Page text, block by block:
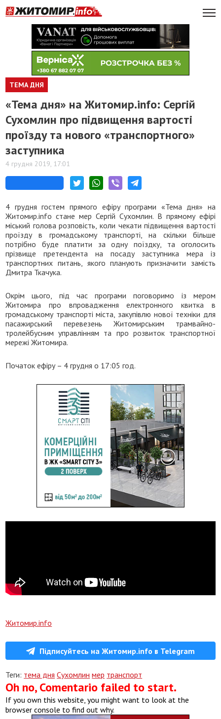
ТЕМА ДНЯ
«Тема дня» на Житомир.info: Сергій
Сухомлин про підвищення вартості
проїзду та нового «транспортного»
заступника
4 грудня 2019, 17:01
4 грудня гостем прямого ефіру програми «Тема дня» на
Житомир.info стане мер Сергій Сухомлин. В прямому ефірі
міський голова розповість, коли чекати підвищення вартості
проїзду в громадському транспорті, на скільки більше
потрібно буде платити за одну поїздку, та оголосить
прізвище претендента на посаду заступника мера із
транспортних питань, якого планують призначити замість
Дмитра Ткачука.
Окрім цього, під час програми поговоримо із мером
Житомира про впровадження електронного квитка в
громадському транспорті міста, закупівлю нової техніки для
пасажирський перевезень Житомирським трамвайно-
тролейбусним управлінням та про розвиток транспортної
мережі Житомира.
Початок ефіру – 4 грудня о 17:05 год.
Житомир.info
Підписуйтесь на Житомир.info в Telegram
Теги: тема дня Сухомлин мер транспорт
Oh no, Comentario failed to start.
If you own this website, you might want to look at the
browser console to find out why.